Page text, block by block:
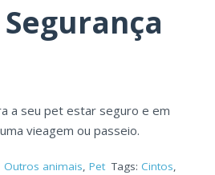
a seu pet estar seguro e em
vieagem ou passeio.
Outros animais, Pet Tags: Cintos,